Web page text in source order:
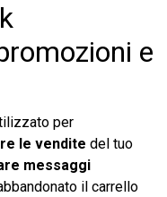
e
per
le vendite del tuo
messaggi
il carrello